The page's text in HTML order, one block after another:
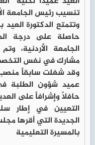
تنسيب رئيس الجامعة
وتتمتع الدكتورة
حاصلة على درجة
الجامعة الأردنية،
مشارك في نفس
وقد شغلت سابقاً منصب
عميد شؤون الطلبة
حافلاً وإشرافاً على
التعيين في إطار
الجديدة التي أقرها
بالمسيرة التعليمية